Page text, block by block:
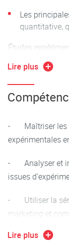
Les
quantitative,
Études
Conception
variables et
Les types
Analyse des
descriptives
Études de
étudiants
Analyses
Lire plus
- Maîtriser les
expérimentales
- Analyser et
issues
- Utiliser la
marketing et
Appliquer les
Lire plus